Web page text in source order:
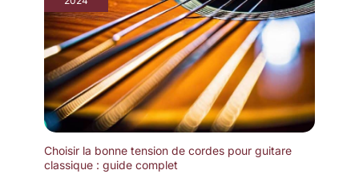
Choisir la bonne tension de cordes pour guitare
classique : guide complet